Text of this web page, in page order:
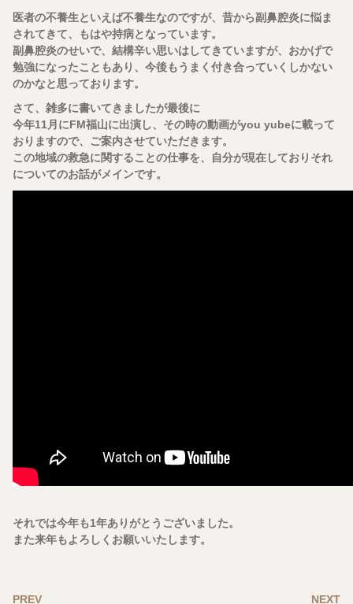
医者の不養生といえば不養生なのですが、昔から副鼻腔炎に悩ま
されてきて、もはや持病となっています。
副鼻腔炎のせいで、結構辛い思いはしてきていますが、おかげで
勉強になったこともあり、今後もうまく付き合っていくしかない
のかなと思っております。
さて、雑多に書いてきましたが最後に
今年11月にFM福山に出演し、その時の動画がyou yubeに載って
おりますので、ご案内させていただきます。
この地域の救急に関することの仕事を、自分が現在しておりそれ
についてのお話がメインです。
それでは今年も1年ありがとうございました。
また来年もよろしくお願いいたします。
PREV NEXT